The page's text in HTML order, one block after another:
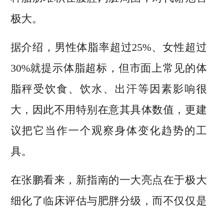
极大。
据介绍，男性体脂率超过25%、女性超过
30%就提示体脂超标，但市面上常见的体
脂秤受饮食、饮水、出汗等因素影响很
大，因此不用特别在意其具体数值，更建
议把它当作一个观察身体变化趋势的工
具。
在张鹏看来，新指南的一大亮点在于极大
细化了临床评估与肥胖分级，而不仅仅是